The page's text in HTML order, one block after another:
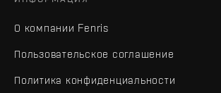
О компании Fenris
Пользовательское соглашение
Политика конфиденциальности